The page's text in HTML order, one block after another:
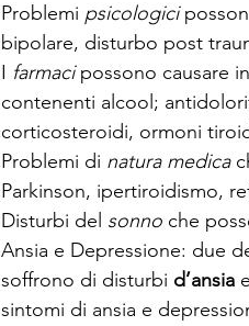
Problemi psicologici
bipolare, disturbo post
I farmaci possono causare
contenenti alcool;
corticosteroidi, ormoni
Problemi di natura medica
Parkinson, ipertiroidismo,
Disturbi del sonno che
Ansia e Depressione: due
soffrono di disturbi d’ansia e
sintomi di ansia e